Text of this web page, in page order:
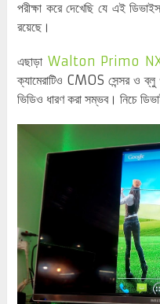
পরীক্ষা করে দেখেছি যে এই
রয়েছে।
এছাড়া Walton Primo
ক্যামেরাটিও CMOS সেন্সর ও
ভিডিও ধারণ করা সম্ভব। নিচে